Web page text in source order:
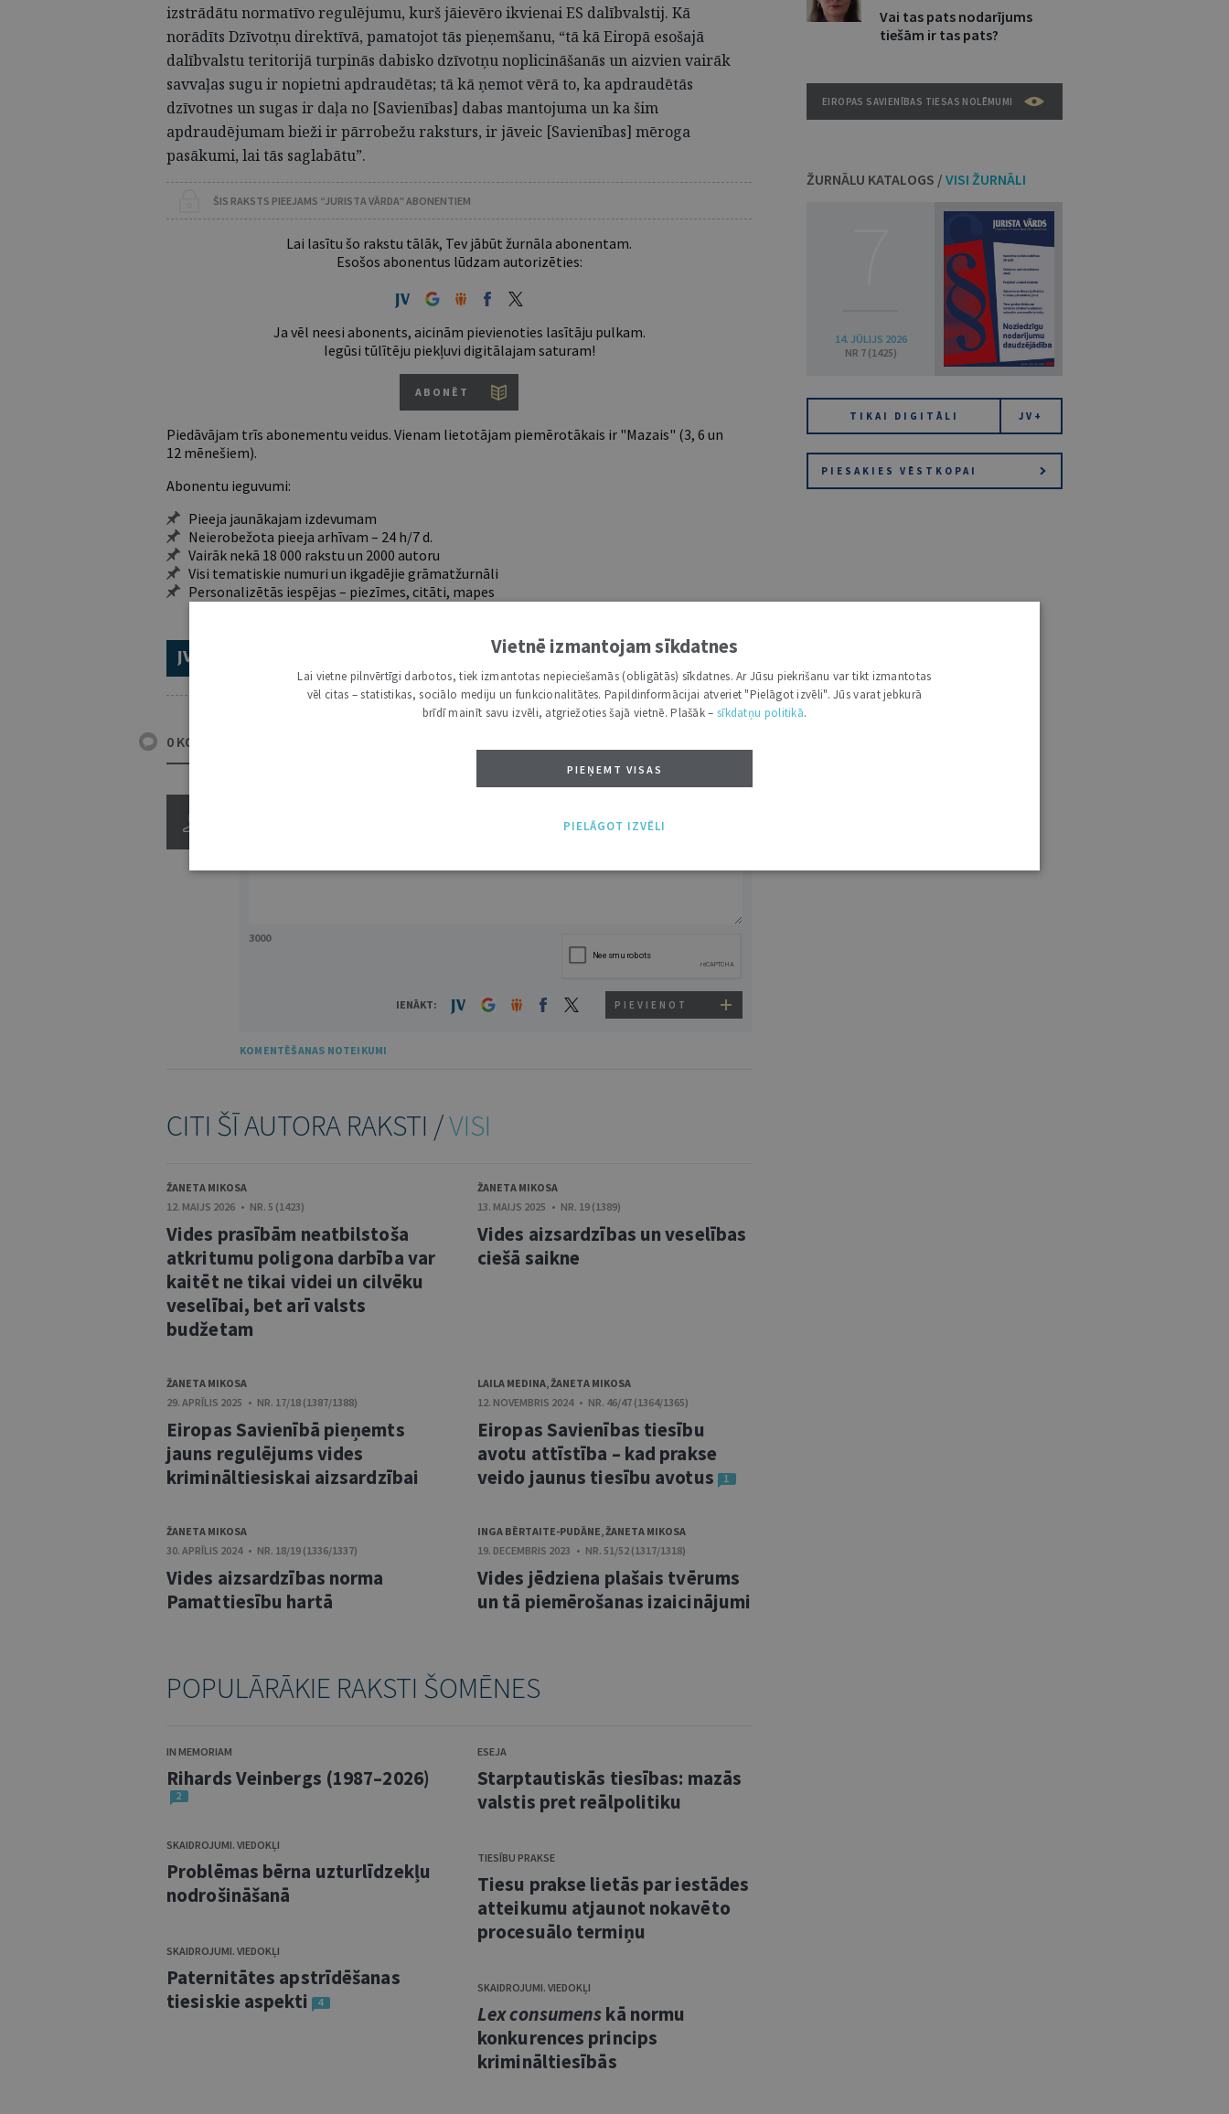
izstrādātu normatīvo regulējumu, kurš jāievēro ikvienai ES dalībvalstij. Kā
norādīts Dzīvotņu direktīvā, pamatojot tās pieņemšanu, “tā kā Eiropā esošajā
dalībvalstu teritorijā turpinās dabisko dzīvotņu noplicināšanās un aizvien vairāk
savvaļas sugu ir nopietni apdraudētas; tā kā ņemot vērā to, ka apdraudētās
dzīvotnes un sugas ir daļa no [Savienības] dabas mantojuma un ka šim
apdraudējumam bieži ir pārrobežu raksturs, ir jāveic [Savienības] mēroga
pasākumi, lai tās saglabātu”.
ŠIS RAKSTS PIEEJAMS “JURISTA VĀRDA” ABONENTIEM
Lai lasītu šo rakstu tālāk, Tev jābūt žurnāla abonentam.
Esošos abonentus lūdzam autorizēties:
Ja vēl neesi abonents, aicinām pievienoties lasītāju pulkam.
Iegūsi tūlītēju piekļuvi digitālajam saturam!
ABONĒT
Piedāvājam trīs abonementu veidus. Vienam lietotājam piemērotākais ir "Mazais" (3, 6 un
12 mēnešiem).
Abonentu ieguvumi:
Pieeja jaunākajam izdevumam
Neierobežota pieeja arhīvam – 24 h/7 d.
Vairāk nekā 18 000 rakstu un 2000 autoru
Visi tematiskie numuri un ikgadējie grāmatžurnāli
Personalizētās iespējas – piezīmes, citāti, mapes
TRĪS IESPĒJAS TAVAI IZVĒLEI: MAZAIS, VIDĒJAIS UN LIELAIS ABONEMENTS!
0 KOMENTĀRI
3000
IENĀKT: PIEVIENOT
KOMENTĒŠANAS NOTEIKUMI
CITI ŠĪ AUTORA RAKSTI /VISI
ŽANETA MIKOSA
12. MAIJS 2026 • NR. 5 (1423)
Vides prasībām neatbilstoša
atkritumu poligona darbība var
kaitēt ne tikai videi un cilvēku
veselībai, bet arī valsts
budžetam
ŽANETA MIKOSA
13. MAIJS 2025 • NR. 19 (1389)
Vides aizsardzības un veselības
ciešā saikne
ŽANETA MIKOSA
29. APRĪLIS 2025 • NR. 17/18 (1387/1388)
Eiropas Savienībā pieņemts
jauns regulējums vides
krimināltiesiskai aizsardzībai
LAILA MEDINA,ŽANETA MIKOSA
12. NOVEMBRIS 2024 • NR. 46/47 (1364/1365)
Eiropas Savienības tiesību
avotu attīstība – kad prakse
veido jaunus tiesību avotus
1
ŽANETA MIKOSA
30. APRĪLIS 2024 • NR. 18/19 (1336/1337)
Vides aizsardzības norma
Pamattiesību hartā
INGA BĒRTAITE-PUDĀNE,ŽANETA MIKOSA
19. DECEMBRIS 2023 • NR. 51/52 (1317/1318)
Vides jēdziena plašais tvērums
un tā piemērošanas izaicinājumi
POPULĀRĀKIE RAKSTI ŠOMĒNES
IN MEMORIAM
Rihards Veinbergs (1987–2026)
2
SKAIDROJUMI. VIEDOKĻI
Problēmas bērna uzturlīdzekļu
nodrošināšanā
SKAIDROJUMI. VIEDOKĻI
Paternitātes apstrīdēšanas
tiesiskie aspekti
4
ESEJA
Starptautiskās tiesības: mazās
valstis pret reālpolitiku
TIESĪBU PRAKSE
Tiesu prakse lietās par iestādes
atteikumu atjaunot nokavēto
procesuālo termiņu
SKAIDROJUMI. VIEDOKĻI
Lex consumenskā normu
konkurences princips
krimināltiesībās
Vai tas pats nodarījums
tiešām ir tas pats?
EIROPAS SAVIENĪBAS TIESAS NOLĒMUMI
ŽURNĀLU KATALOGS / VISI ŽURNĀLI
14. JŪLIJS 2026
NR 7 (1425)
TIKAI DIGITĀLI JV+
PIESAKIES VĒSTKOPAI
Vietnē izmantojam sīkdatnes
Lai vietne pilnvērtīgi darbotos, tiek izmantotas nepieciešamās (obligātās) sīkdatnes. Ar Jūsu piekrišanu var tikt izmantotas
vēl citas – statistikas, sociālo mediju un funkcionalitātes. Papildinformācijai atveriet "Pielāgot izvēli". Jūs varat jebkurā
brīdī mainīt savu izvēli, atgriežoties šajā vietnē. Plašāk – sīkdatņu politikā.
PIEŅEMT VISAS
PIELĀGOT IZVĒLI